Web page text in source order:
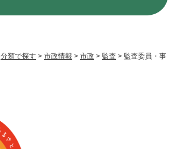
分類で探す > 市政情報 > 市政 > 監査 > 監査委員・事